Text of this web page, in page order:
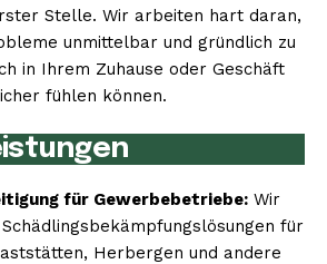
Stelle. Wir arbeiten hart daran,
unmittelbar und gründlich zu
in Ihrem Zuhause oder Geschäft
fühlen können.
für Gewerbebetriebe: Wir
für
Herbergen und andere